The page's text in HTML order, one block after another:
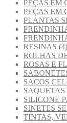
PEÇAS EM
PEÇAS EM
PLANTAS
RESINAS (4)
ROLHAS
ROSAS E
SACOS
SILICONE
SINETES
TINTAS,